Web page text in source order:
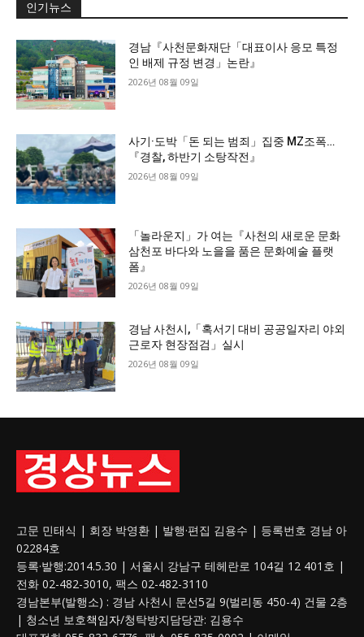
인기뉴스
경남『사천문화재단「대표이사 응모 특정
인 배제 규정 변경」논란』
2026년 08월 09일
사기·도박「돈 되는 범죄」집중 MZ조폭…
『경찰, 하반기 소탕작전』
2026년 08월 09일
「놀라운지」가 여는『사천의 새로운 문화
삼천포 바다와 노을을 품은 문화예술 플랫
폼』
2026년 08월 09일
경남 사천시,「혹서기 대비 공공일자리 야외
근로자 현장점검」실시
2026년 08월 09일
고문 민태식 | 회장 박영환 | 발행·편집 김용수 | 등록번호 경남 아
02284호
등록·발행:2014.5.30 | 서울시 강남구 테헤란로 104길 12 401호 |
전화 02-482-3010, 팩스 02-482-3110
경남본부(발행소) : 경남 사천시 문선5길 9(벌리동 450-4) 건물 2층
| 청소년 보호책임자/청탁방지담당관: 김용수